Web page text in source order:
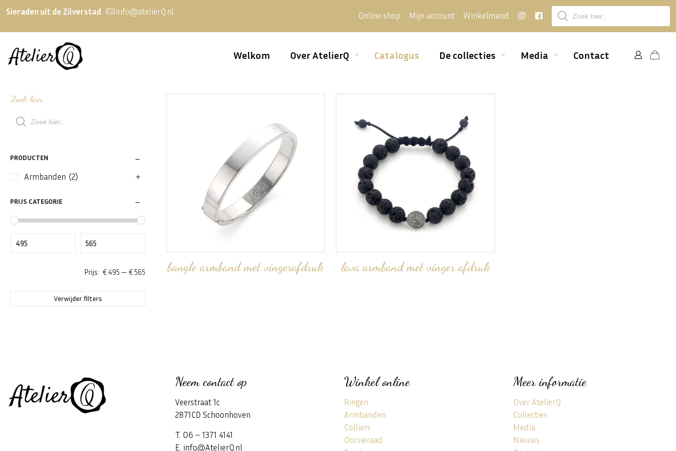
Sieraden uit de Zilverstad info@atelierQ.nl Online shop Mijn account Winkelmand
Producten
zoeken
Welkom Over AtelierQ Catalogus De collecties Media Contact
bangle armband met vingerafdruk lava armband met vinger afdruk
Zoek hier
Producten
zoeken
PRODUCTEN
Armbanden (2)
PRIJS CATEGORIE
Prijs: € 495 —€ 565
Verwijder filters
Neem contact op
Veerstraat 1c
2871CD Schoonhoven
T. 06 – 1371 4141
E. info@AtelierQ.nl
Winkel online
Ringen
Armbanden
Colliers
Oorsieraad
Meer informatie
Over AtelierQ
Collecties
Media
Nieuws